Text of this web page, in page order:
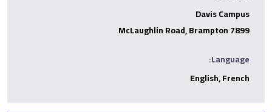
Davis Campus
7899 McLaughlin Road, Brampton
Language:
English, French